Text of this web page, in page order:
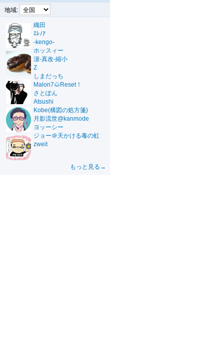
地域:
織田
ｴﾚﾉｱ
-kengo-
ホッスィー
濵-真改-縮小
Z
しまだっち
Malon7🌰Reset！
さとぽん
Atsushi
Kobe(構図の処方箋)
月影流世@kanmode
ヨッーシー
ジョー＠天かける毒の虹
zweit
もっと見る→